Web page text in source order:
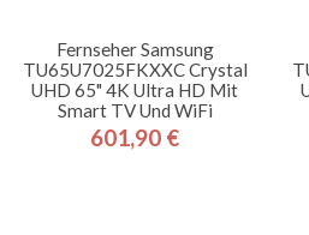
Fernseher Samsung
TU65U7025FKXXC Crystal
UHD 65" 4K Ultra HD Mit
Smart TV Und WiFi
Preis
601,90 €